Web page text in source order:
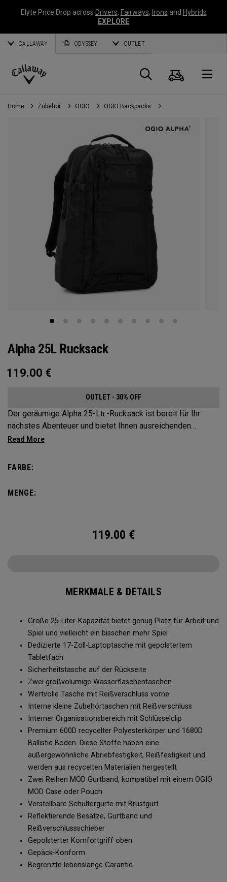
Elyte Price Drop across Drivers, Fairways, Irons and Hybrids
EXPLORE
CALLAWAY ODYSSEY OUTLET
Callaway
Golf
Suche
Home Zubehör OGIO OGIO Backpacks
Alpha 25L Rucksack
119.00 €
OUTLET - 30% OFF
Der geräumige Alpha 25-Ltr.-Rucksack ist bereit für Ihr
nächstes Abenteuer und bietet Ihnen ausreichenden
Stauraum, ohne Kompromisse beim Style. Der Alpha
Fächer für Trinkflaschen und eine Vordertasche für
FARBE:
MENGE:
119.00 €
MERKMALE & DETAILS
Große 25-Liter-Kapazität bietet genug Platz für Arbeit und
Spiel und vielleicht ein bisschen mehr Spiel
Dedizierte 17-Zoll-Laptoptasche mit gepolstertem
Tabletfach
Sicherheitstasche auf der Rückseite
Zwei großvolumige Wasserflaschentaschen
Wertvolle Tasche mit Reißverschluss vorne
Interne kleine Zubehörtaschen mit Reißverschluss
Interner Organisationsbereich mit Schlüsselclip
Premium 600D recycelter Polyesterkörper und 1680D
Ballistic Boden. Diese Stoffe haben eine
außergewöhnliche Abriebfestigkeit, Reißfestigkeit und
werden aus recycelten Materialien hergestellt
Zwei Reihen MOD Gurtband, kompatibel mit einem OGIO
MOD Case oder Pouch
Verstellbare Schultergurte mit Brustgurt
Reflektierende Besätze, Gurtband und
Reißverschlussschieber
Gepolsterter Komfortgriff oben
Gepäck-Konform
Begrenzte lebenslange Garantie